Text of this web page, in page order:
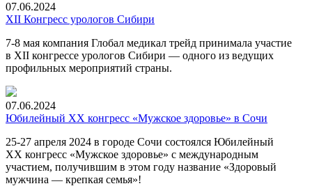
07.06.2024
XII Конгресс урологов Сибири
7-8 мая компания Глобал медикал трейд принимала участие
в XII конгрессе урологов Сибири — одного из ведущих
профильных мероприятий страны.
07.06.2024
Юбилейный XX конгресс «Мужское здоровье» в Сочи
25-27 апреля 2024 в городе Сочи состоялся Юбилейный
XX конгресс «Мужское здоровье» с международным
участием, получившим в этом году название «Здоровый
мужчина — крепкая семья»!